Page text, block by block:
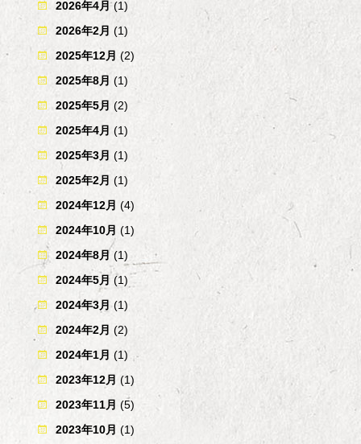
2026年4月(1)
2026年2月 (1)
2025年12月 (2)
2025年8月 (1)
2025年5月 (2)
2025年4月 (1)
2025年3月 (1)
2025年2月 (1)
2024年12月 (4)
2024年10月 (1)
2024年8月(1)
2024年5月 (1)
2024年3月(1)
2024年2月 (2)
2024年1月 (1)
2023年12月 (1)
2023年11月 (5)
2023年10月 (1)